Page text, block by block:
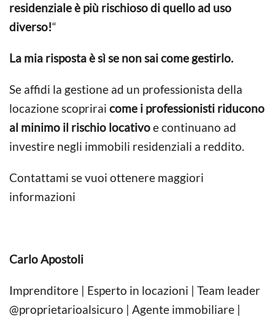
residenziale è più rischioso di quello ad uso
diverso!“
La mia risposta è sì se non sai come gestirlo.
Se affidi la gestione ad un professionista della
locazione scoprirai come i professionisti riducono
al minimo il rischio locativoe continuano ad
investire negli immobili residenziali a reddito.
Contattami se vuoi ottenere maggiori
informazioni
Carlo Apostoli
Imprenditore | Esperto in locazioni | Team leader
@proprietarioalsicuro | Agente immobiliare |